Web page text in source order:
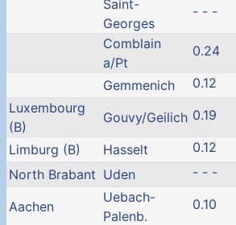
Saint-
Georges
- - -
Comblain
a/Pt
0.24
Gemmenich
0.12
Luxembourg
(B)
Gouvy/Geilich 0.19
Limburg (B) Hasselt
0.12
North Brabant Uden - - -
Aachen
Uebach-
Palenb.
0.10